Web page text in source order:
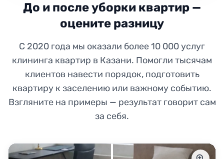
До и после уборки квартир —
оцените разницу
С 2020 года мы оказали более 10 000 услуг
клининга квартир в Казани. Помогли тысячам
клиентов навести порядок, подготовить
квартиру к заселению или важному событию.
Взгляните на примеры — результат говорит сам
за себя.